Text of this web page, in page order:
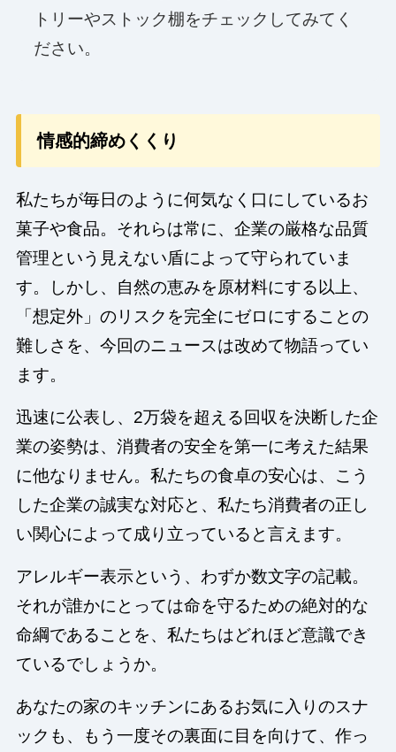
トリーやストック棚をチェックしてみてく
ださい。
情感的締めくくり
私たちが毎日のように何気なく口にしているお
菓子や食品。それらは常に、企業の厳格な品質
管理という見えない盾によって守られていま
す。しかし、自然の恵みを原材料にする以上、
「想定外」のリスクを完全にゼロにすることの
難しさを、今回のニュースは改めて物語ってい
ます。
迅速に公表し、2万袋を超える回収を決断した企
業の姿勢は、消費者の安全を第一に考えた結果
に他なりません。私たちの食卓の安心は、こう
した企業の誠実な対応と、私たち消費者の正し
い関心によって成り立っていると言えます。
アレルギー表示という、わずか数文字の記載。
それが誰かにとっては命を守るための絶対的な
命綱であることを、私たちはどれほど意識でき
ているでしょうか。
あなたの家のキッチンにあるお気に入りのスナ
ックも、もう一度その裏面に目を向けて、作っ